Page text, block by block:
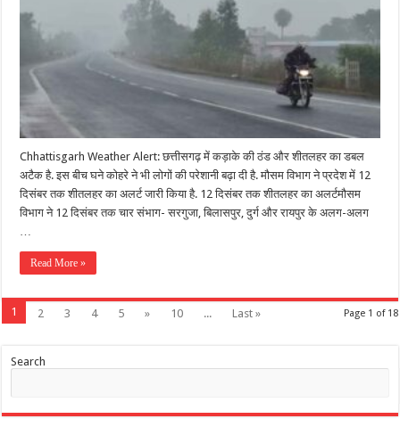
Chhattisgarh Weather Alert: छत्तीसगढ़ में कड़ाके की ठंड और शीतलहर का डबल
अटैक है. इस बीच घने कोहरे ने भी लोगों की परेशानी बढ़ा दी है. मौसम विभाग ने प्रदेश में 12
दिसंबर तक शीतलहर का अलर्ट जारी किया है. 12 दिसंबर तक शीतलहर का अलर्टमौसम
विभाग ने 12 दिसंबर तक चार संभाग- सरगुजा, बिलासपुर, दुर्ग और रायपुर के अलग-अलग
Read More »
Page 1 of 18
1 2 3 4 5 » 10 ... Last »
Search